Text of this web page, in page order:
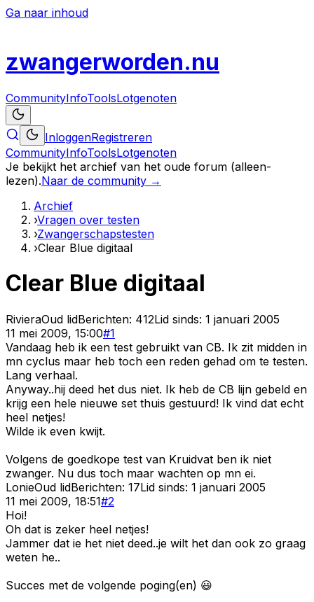
Ga naar inhoud
zwangerworden.nu
CommunityInfoToolsLotgenoten
InloggenRegistreren
CommunityInfoToolsLotgenoten
Je bekijkt het archief van het oude forum (alleen-
lezen).Naar de community →
Archief
›Vragen over testen
›Zwangerschapstesten
›Clear Blue digitaal
Clear Blue digitaal
RivieraOud lidBerichten: 412Lid sinds: 1 januari 2005
11 mei 2009, 15:00#1
Vandaag heb ik een test gebruikt van CB. Ik zit midden in
mn cyclus maar heb toch een reden gehad om te testen.
Lang verhaal.
Anyway..hij deed het dus niet. Ik heb de CB lijn gebeld en
krijg een hele nieuwe set thuis gestuurd! Ik vind dat echt
heel netjes!
Wilde ik even kwijt.
Volgens de goedkope test van Kruidvat ben ik niet
zwanger. Nu dus toch maar wachten op mn ei.
LonieOud lidBerichten: 17Lid sinds: 1 januari 2005
11 mei 2009, 18:51#2
Hoi!
Oh dat is zeker heel netjes!
Jammer dat ie het niet deed..je wilt het dan ook zo graag
weten he..
Succes met de volgende poging(en) 😃